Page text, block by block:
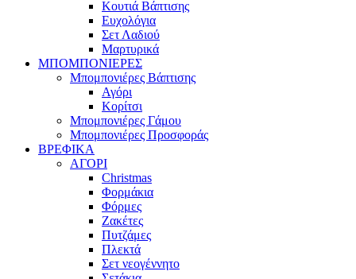
Κουτιά Βάπτισης
Ευχολόγια
Σετ Λαδιού
Μαρτυρικά
ΜΠΟΜΠΟΝΙΕΡΕΣ
Μπομπονιέρες Βάπτισης
Αγόρι
Κορίτσι
Μπομπονιέρες Γάμου
Μπομπονιέρες Προσφοράς
ΒΡΕΦΙΚΑ
ΑΓΟΡΙ
Christmas
Φορμάκια
Φόρμες
Ζακέτες
Πυτζάμες
Πλεκτά
Σετ νεογέννητο